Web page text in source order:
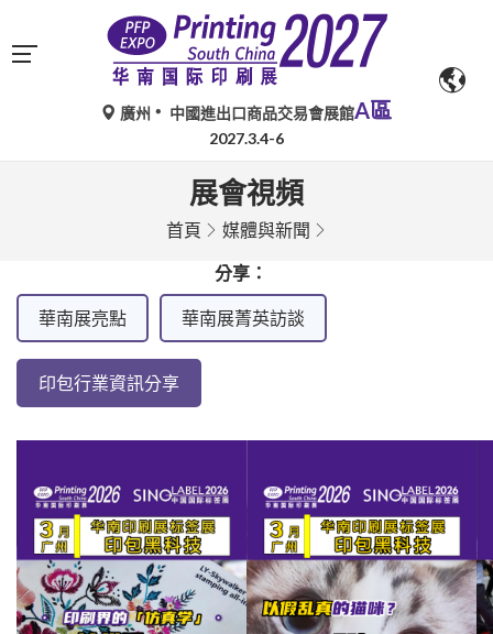
廣州 中國進出口商品交易會展館A區
2027.3.4-6
展會視頻
首頁 媒體與新聞
分享：
華南展亮點 華南展菁英訪談
印包行業資訊分享